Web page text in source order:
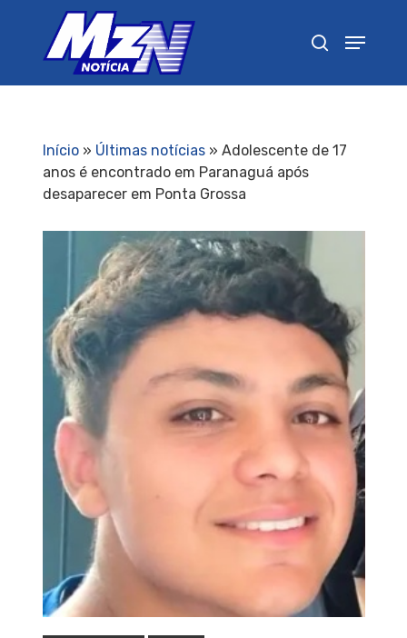
Início» Últimas notícias» Adolescente de 17
anos é encontrado em Paranaguá após
desaparecer em Ponta Grossa